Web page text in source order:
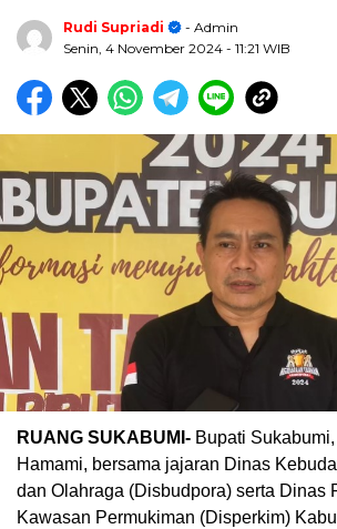
Rudi Supriadi
- Admin
Senin, 4 November 2024 - 11:21 WIB
RUANG SUKABUMI- Bupati
Hamami, bersama jajaran Dinas
dan Olahraga (Disbudpora) serta Dinas
Kawasan Permukiman (Disperkim)